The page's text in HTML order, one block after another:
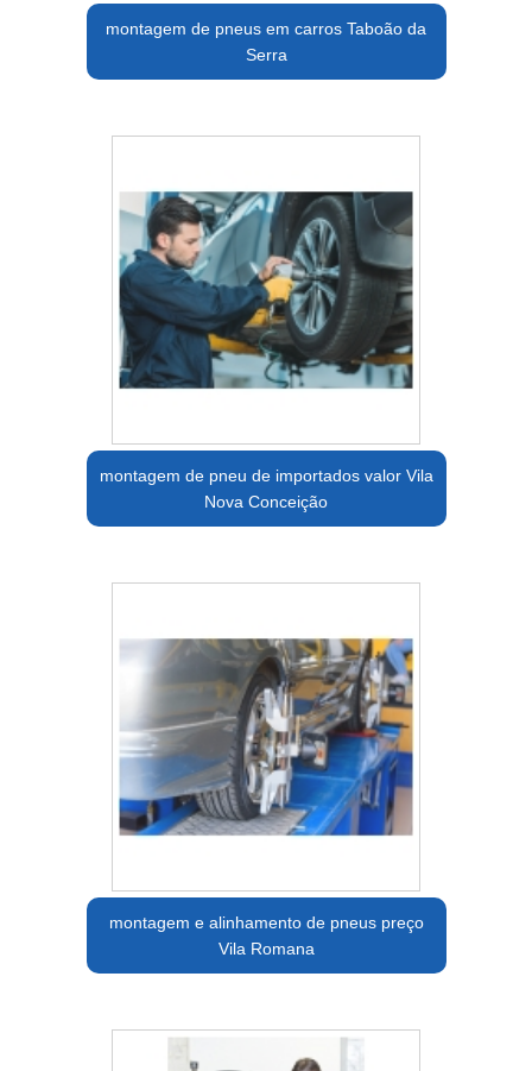
montagem de pneus em carros Taboão da
Serra
montagem de pneu de importados valor Vila
Nova Conceição
montagem e alinhamento de pneus preço
Vila Romana